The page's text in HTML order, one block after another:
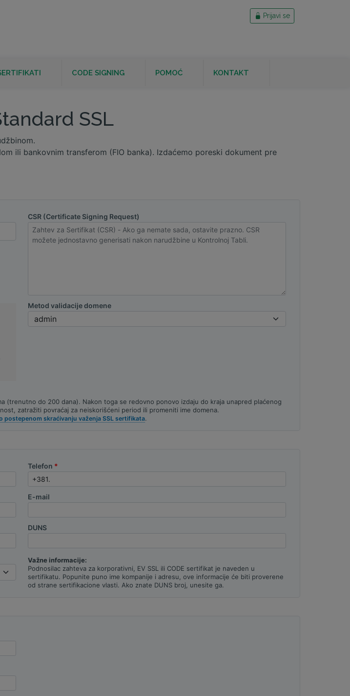
Prijavi se
CODE SIGNING POMOĆ KONTAKT
SSL
ili bankovnim transferom (FIO banka). Izdaćemo poreski dokument pre
CSR (Certificate Signing Request)
Metod validacije domene
(trenutno do 200 dana). Nakon toga se redovno ponovo izdaju do kraja unapred plaćenog
zatražiti povraćaj za neiskorišćeni period ili promeniti ime domena.
postepenom skraćivanju važenja SSL sertifikata.
Telefon
E-mail
DUNS
Važne informacije:
Podnosilac zahteva za korporativni, EV SSL ili CODE sertifikat je naveden u
sertifikatu. Popunite puno ime kompanije i adresu, ove informacije će biti proverene
od strane sertifikacione vlasti. Ako znate DUNS broj, unesite ga.